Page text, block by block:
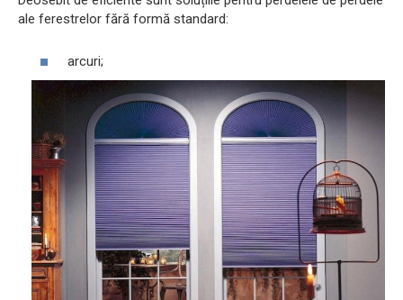
ale ferestrelor fără formă standard:
arcuri;